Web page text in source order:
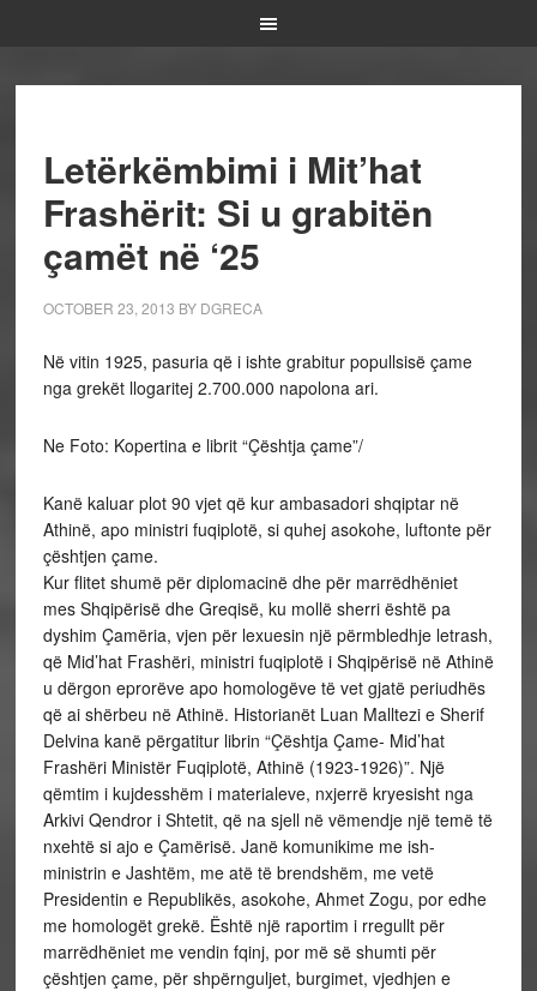
Letërkëmbimi i Mit’hat
Frashërit: Si u grabitën
çamët në ‘25
OCTOBER 23, 2013 BY DGRECA
Në vitin 1925, pasuria që i ishte grabitur popullsisë çame
nga grekët llogaritej 2.700.000 napolona ari.
Ne Foto: Kopertina e librit “Çështja çame”/
Kanë kaluar plot 90 vjet që kur ambasadori shqiptar në
Athinë, apo ministri fuqiplotë, si quhej asokohe, luftonte për
çështjen çame.
Kur flitet shumë për diplomacinë dhe për marrëdhëniet
mes Shqipërisë dhe Greqisë, ku mollë sherri është pa
dyshim Çamëria, vjen për lexuesin një përmbledhje letrash,
që Mid’hat Frashëri, ministri fuqiplotë i Shqipërisë në Athinë
u dërgon eprorëve apo homologëve të vet gjatë periudhës
që ai shërbeu në Athinë. Historianët Luan Malltezi e Sherif
Delvina kanë përgatitur librin “Çështja Çame- Mid’hat
Frashëri Ministër Fuqiplotë, Athinë (1923-1926)”. Një
qëmtim i kujdesshëm i materialeve, nxjerrë kryesisht nga
Arkivi Qendror i Shtetit, që na sjell në vëmendje një temë të
nxehtë si ajo e Çamërisë. Janë komunikime me ish-
ministrin e Jashtëm, me atë të brendshëm, me vetë
Presidentin e Republikës, asokohe, Ahmet Zogu, por edhe
me homologët grekë. Është një raportim i rregullt për
marrëdhëniet me vendin fqinj, por më së shumti për
çështjen çame, për shpërnguljet, burgimet, vjedhjen e